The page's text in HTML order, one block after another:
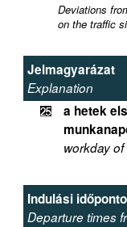
Deviations
on the traffic
Jelmagyarázat
Explanation
W
a hetek
workday
Indulási
Departure times